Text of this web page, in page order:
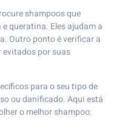
shampoos que
queratina. Eles ajudam a
Outro ponto é verificar a
evitados por suas
para o seu tipo de
ou danificado. Aqui está
o melhor shampoo: